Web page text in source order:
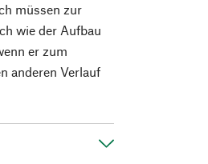
müssen zur
wie der Aufbau
er zum
anderen Verlauf